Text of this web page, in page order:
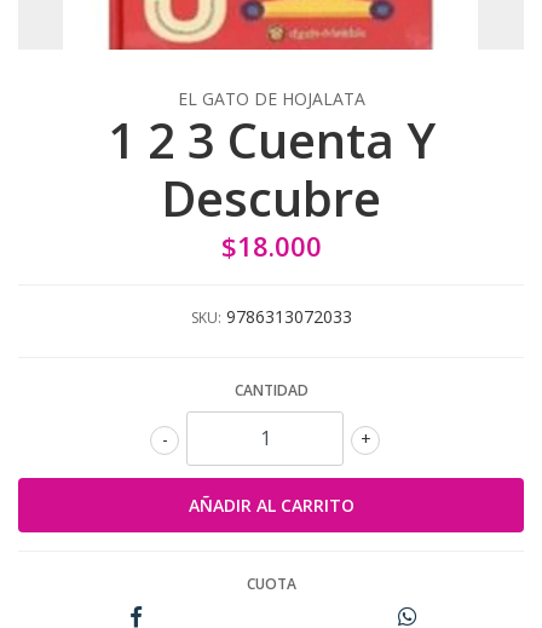
EL GATO DE HOJALATA
1 2 3 Cuenta Y
Descubre
$18.000
SKU: 9786313072033
CANTIDAD
+
-
CUOTA